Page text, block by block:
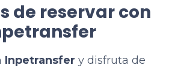
de reservar con
Inpetransfer y disfruta de